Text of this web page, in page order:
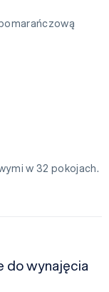
w 32 pokojach.
do wynajęcia